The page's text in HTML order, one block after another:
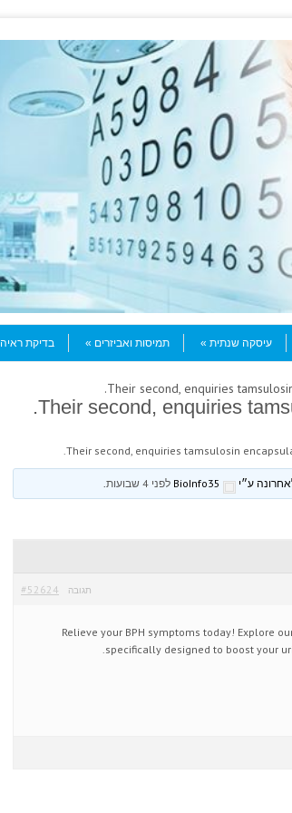
עיסקה שנתית תמיסות ואביזרים בדיקת
Their second, enquiries
Their second, enquiries tamsulosin
לפני 4 שבועות
#52624 תגובה
Relieve your BPH symptoms today! Explore
specifically designed to boost your